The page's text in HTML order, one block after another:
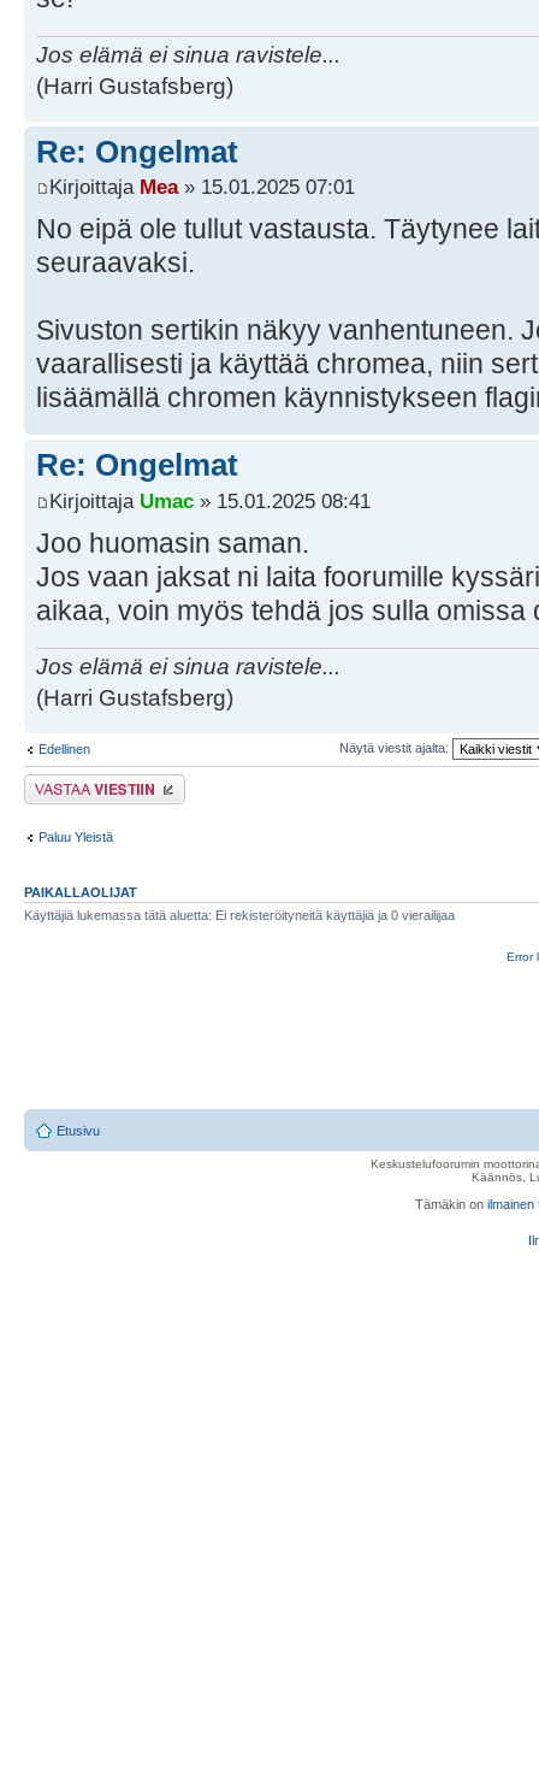
Jos elämä ei sinua ravistele...
(Harri Gustafsberg)
Re: Ongelmat
Kirjoittaja Mea» 15.01.2025 07:01
No eipä ole tullut vastausta. Täytynee
seuraavaksi.
Sivuston sertikin näkyy vanhentuneen.
vaarallisesti ja käyttää chromea, niin
lisäämällä chromen käynnistykseen
Re: Ongelmat
Kirjoittaja Umac » 15.01.2025 08:41
Joo huomasin saman.
Jos vaan jaksat ni laita foorumille
aikaa, voin myös tehdä jos sulla omissa
Jos elämä ei sinua ravistele...
(Harri Gustafsberg)
Edellinen Näytä viestit ajalta:
Lähetä vastaus
Paluu Yleistä
PAIKALLAOLIJAT
Käyttäjiä lukemassa tätä aluetta: Ei rekisteröityneitä käyttäjiä ja 0 vierailijaa
Error
Etusivu
Keskustelufoorumin
Käännös,
Tämäkin on ilmainen